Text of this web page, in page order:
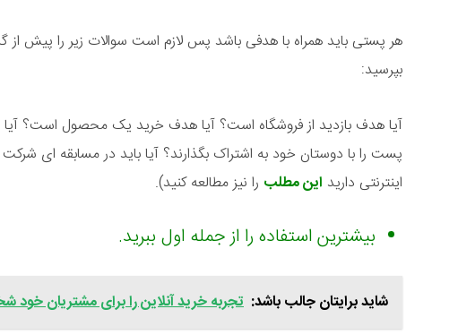
هر پستی باید همراه با هدفی باشد پس لازم است سوالات زیر را پیش
بپرسید:
آیا هدف بازدید از فروشگاه است؟ آیا هدف خرید یک محصول است؟ آیا
پست را با دوستان خود به اشتراک بگذارند؟ آیا باید در مسابقه ای شرکت
اینترنتی دارید این مطلب را نیز مطالعه کنید).
بیشترین استفاده را از جمله اول ببرید.
شاید برایتان جالب باشد: تجربه خرید آنلاین را برای مشتریان